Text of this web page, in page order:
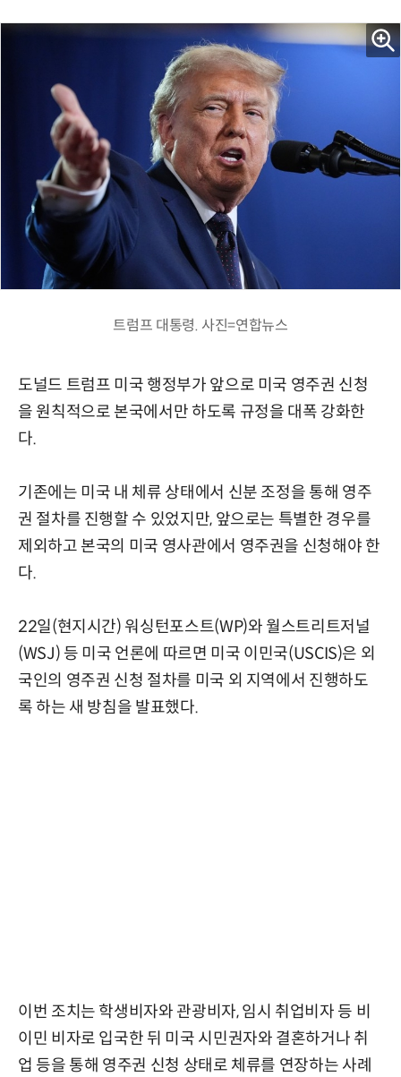
트럼프 대통령. 사진=연합뉴스
도널드 트럼프 미국 행정부가 앞으로 미국 영주권 신청
을 원칙적으로 본국에서만 하도록 규정을 대폭 강화한
다.
기존에는 미국 내 체류 상태에서 신분 조정을 통해 영주
권 절차를 진행할 수 있었지만, 앞으로는 특별한 경우를
제외하고 본국의 미국 영사관에서 영주권을 신청해야 한
다.
22일(현지시간) 워싱턴포스트(WP)와 월스트리트저널
(WSJ) 등 미국 언론에 따르면 미국 이민국(USCIS)은 외
국인의 영주권 신청 절차를 미국 외 지역에서 진행하도
록 하는 새 방침을 발표했다.
이번 조치는 학생비자와 관광비자, 임시 취업비자 등 비
이민 비자로 입국한 뒤 미국 시민권자와 결혼하거나 취
업 등을 통해 영주권 신청 상태로 체류를 연장하는 사례